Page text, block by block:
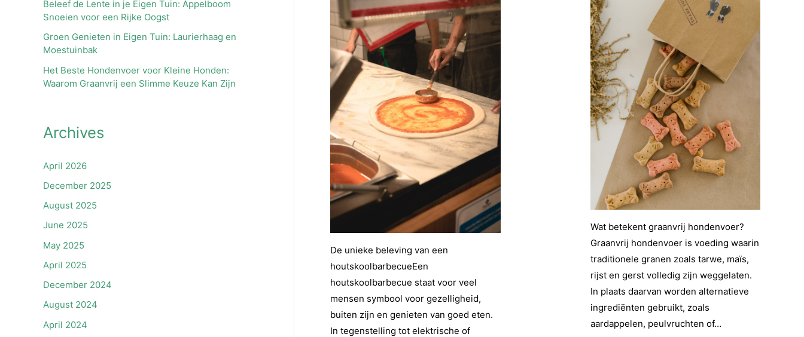
Beleef de Lente in je Eigen Tuin: Appelboom
Snoeien voor een Rijke Oogst
Groen Genieten in Eigen Tuin: Laurierhaag en
Moestuinbak
Het Beste Hondenvoer voor Kleine Honden:
Waarom Graanvrij een Slimme Keuze Kan Zijn
Archives
April 2026
December 2025
August 2025
June 2025
May 2025
April 2025
December 2024
August 2024
April 2024
De unieke beleving van een
houtskoolbarbecueEen
houtskoolbarbecue staat voor veel
mensen symbool voor gezelligheid,
buiten zijn en genieten van goed eten.
In tegenstelling tot elektrische of
Wat betekent graanvrij hondenvoer?
Graanvrij hondenvoer is voeding waarin
traditionele granen zoals tarwe, maïs,
rijst en gerst volledig zijn weggelaten.
In plaats daarvan worden alternatieve
ingrediënten gebruikt, zoals
aardappelen, peulvruchten of…